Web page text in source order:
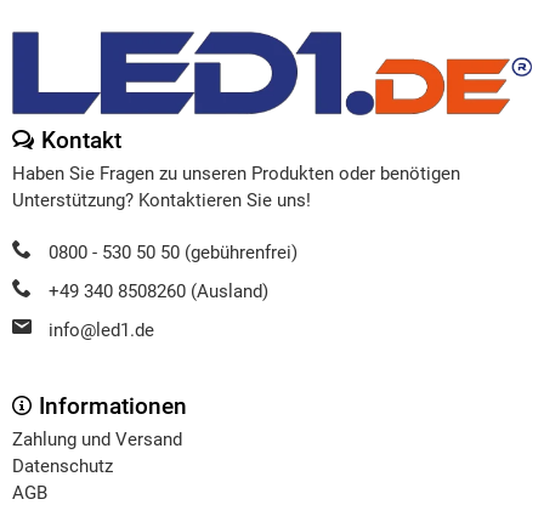
Kontakt
Haben Sie Fragen zu unseren Produkten oder benötigen
Unterstützung? Kontaktieren Sie uns!
0800 - 530 50 50 (gebührenfrei)
+49 340 8508260 (Ausland)
info@led1.de
Informationen
Zahlung und Versand
Datenschutz
AGB